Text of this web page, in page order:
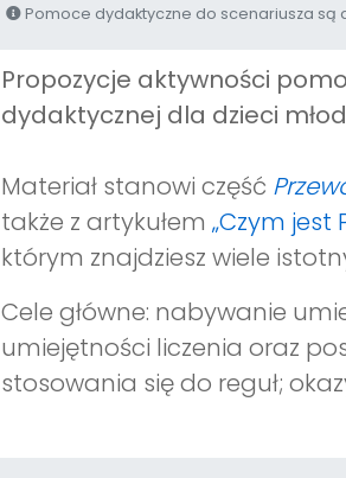
Pomoce dydaktyczne do scenariusza są
Propozycje aktywności
dydaktycznej dla dzieci
Materiał stanowi część
także z artykułem „Czym jest
którym znajdziesz wiele
Cele główne: nabywanie
umiejętności liczenia oraz
stosowania się do reguł;